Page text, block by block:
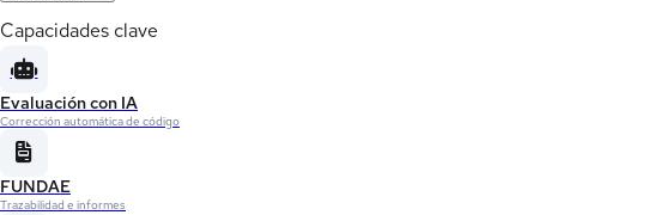
Capacidades clave
Evaluación con IA
Corrección automática de código
FUNDAE
Trazabilidad e informes